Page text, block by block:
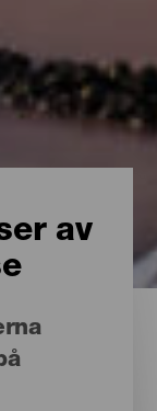
av